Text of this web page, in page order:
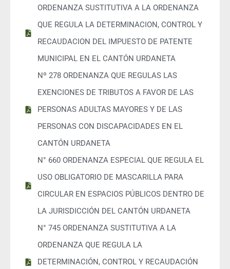
ORDENANZA SUSTITUTIVA A LA ORDENANZA
QUE REGULA LA DETERMINACION, CONTROL Y
RECAUDACION DEL IMPUESTO DE PATENTE
MUNICIPAL EN EL CANTÓN URDANETA
Nº 278 ORDENANZA QUE REGULAS LAS
EXENCIONES DE TRIBUTOS A FAVOR DE LAS
PERSONAS ADULTAS MAYORES Y DE LAS
PERSONAS CON DISCAPACIDADES EN EL
CANTÓN URDANETA
N° 660 ORDENANZA ESPECIAL QUE REGULA EL
USO OBLIGATORIO DE MASCARILLA PARA
CIRCULAR EN ESPACIOS PÚBLICOS DENTRO DE
LA JURISDICCIÓN DEL CANTÓN URDANETA
N° 745 ORDENANZA SUSTITUTIVA A LA
ORDENANZA QUE REGULA LA
DETERMINACIÓN, CONTROL Y RECAUDACIÓN